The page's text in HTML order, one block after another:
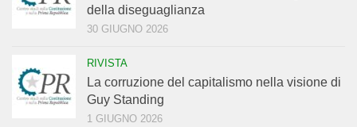
della diseguaglianza
30 GIUGNO 2026
RIVISTA
La corruzione del capitalismo nella visione di
Guy Standing
1 GIUGNO 2026